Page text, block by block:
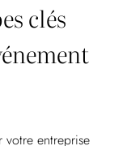
clés
votre entreprise